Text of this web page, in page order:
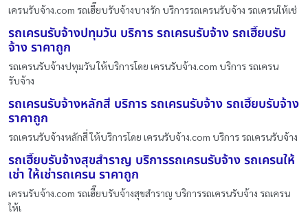
เครนรับจ้าง.com รถเฮี๊ยบรับจ้างบางรัก บริการรถเครนรับจ้าง รถเครนให้เช่
รถเครนรับจ้างปทุมวัน บริการ รถเครนรับจ้าง รถเฮี๊ยบรับ
จ้าง ราคาถูก
รถเครนรับจ้างปทุมวัน ให้บริการโดย เครนรับจ้าง.com บริการ รถเครน
รับจ้าง
รถเครนรับจ้างหลักสี่ บริการ รถเครนรับจ้าง รถเฮี๊ยบรับจ้าง
ราคาถูก
รถเครนรับจ้างหลักสี่ ให้บริการโดย เครนรับจ้าง.com บริการ รถเครนรับจ้าง
รถเฮี๊ยบรับจ้างสุขสำราญ บริการรถเครนรับจ้าง รถเครนให้
เช่า ให้เช่ารถเครน ราคาถูก
เครนรับจ้าง.com รถเฮี๊ยบรับจ้างสุขสำราญ บริการรถเครนรับจ้าง รถเครน
ให้เ